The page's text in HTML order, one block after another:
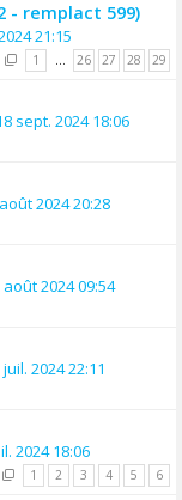
- remplact 599)
21:15
1 … 26 27 28 29
sept. 2024 18:06
2024 20:28
août 2024 09:54
2024 22:11
2024 18:06
1 2 3 4 5 6